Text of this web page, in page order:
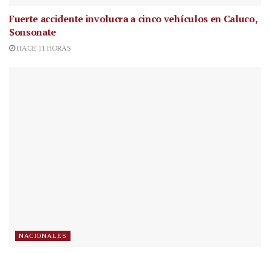
Fuerte accidente involucra a cinco vehículos en Caluco,
Sonsonate
HACE 11 HORAS
NACIONALES